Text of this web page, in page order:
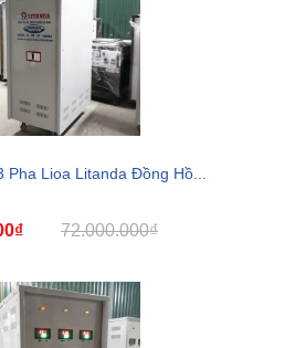
Pha Lioa Litanda Đồng Hồ...
72.000.000₫